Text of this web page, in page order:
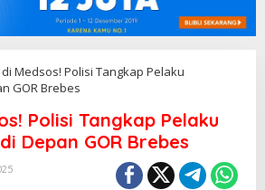
Medsos! Polisi Tangkap Pelaku
GOR Brebes
Polisi Tangkap Pelaku
Depan GOR Brebes